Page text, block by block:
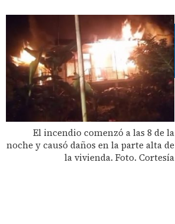
El incendio comenzó a las 8 de la
noche y causó daños en la parte alta de
la vivienda. Foto. Cortesía